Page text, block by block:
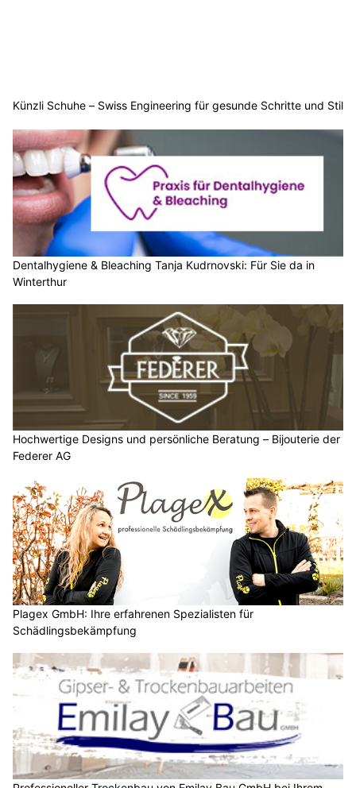
Künzli Schuhe – Swiss Engineering für gesunde Schritte und Stil
Dentalhygiene & Bleaching Tanja Kudrnovski: Für Sie da in
Winterthur
Hochwertige Designs und persönliche Beratung – Bijouterie der
Federer AG
Plagex GmbH: Ihre erfahrenen Spezialisten für
Schädlingsbekämpfung